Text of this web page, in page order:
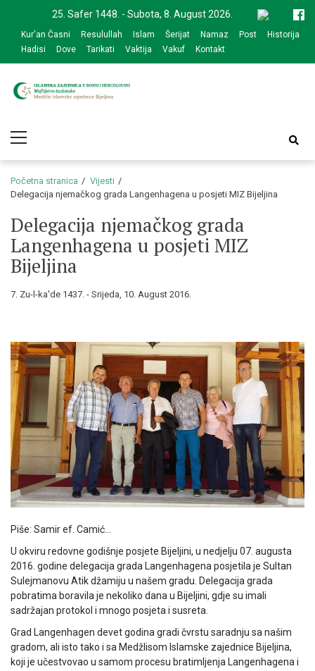
navigation
content
25. Safer 1448. - Subota, 8. August 2026.
Kur'an Časni Resulullah Islam Šerijat Namaz Post
Historija
Hadisi
Dove Tarikati Vaktija Vakuf Kontakt
zajednice Bijeljina
Menu
Početna stranica
Vijesti
Delegacija njemačkog grada Langenhagena u posjeti MIZ Bijeljina
Delegacija njemačkog grada
Langenhagena u posjeti MIZ
Bijeljina
7. Zu-l-ka'de 1437. - Srijeda, 10. August 2016.
Piše: Samir ef. Camić…
U okviru redovne godišnje posjete Bijeljini, u nedjelju 07. augusta
2016. godine delegacija grada Langenhagena posjetila je Sultan
Sulejmanovu Atik džamiju u našem gradu. Delegacija grada
pobratima boravila je nekoliko dana u Bijeljini, gdje su imali
sadržajan protokol i mnogo posjeta i susreta.
Grad Langenhagen devet godina gradi čvrstu saradnju sa našim
gradom, ali isto tako i sa Medžlisom Islamske zajednice Bijeljina,
koji je učestvovao u samom procesu bratimljenja Langenhagena i